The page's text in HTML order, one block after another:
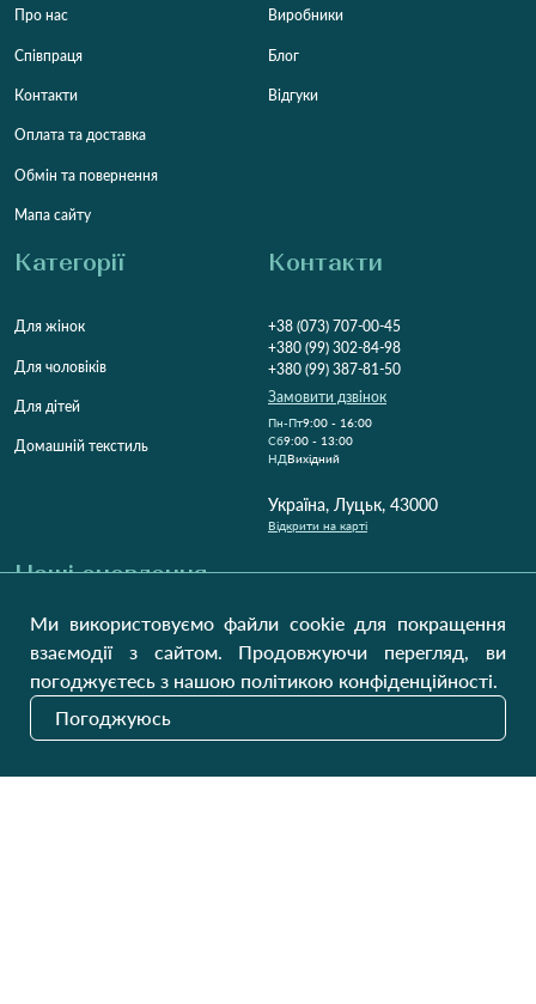
Про нас
Співпраця
Контакти
Оплата та доставка
Обмін та повернення
Мапа сайту
Виробники
Блог
Відгуки
Категорії
Для жінок
Для чоловіків
Для дітей
Домашній текстиль
Контакти
+38 (073) 707-00-45
+380 (99) 302-84-98
+380 (99) 387-81-50
Замовити дзвінок
Пн-Пт9:00 - 16:00
Cб9:00 - 13:00
НДВихідний
Україна, Луцьк, 43000
Відкрити на карті
Наші оновлення
Надіслати
Ми використовуємо файли cookie для покращення
взаємодії з сайтом. Продовжуючи перегляд, ви
погоджуєтесь з нашою політикою конфіденційності.
Погоджуюсь